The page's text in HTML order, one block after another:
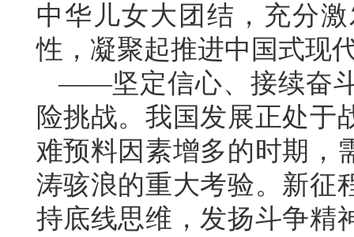
中华儿女大团结，充分
性，凝聚起推进中国式现
——坚定信心、接续奋
险挑战。我国发展正处于
难预料因素增多的时期，
涛骇浪的重大考验。新征
持底线思维，发扬斗争精